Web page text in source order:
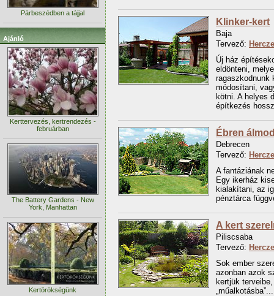
Párbeszédben a tájjal
Ajánló
Kerttervezés, kertrendezés -
februárban
The Battery Gardens - New
York, Manhattan
Kertörökségünk
Klinker-kert
Baja
Tervező:
Új ház
eldönteni,
ragaszkodnunk
módosítani,
kötni. A helyes
építkezés
Ébren
Debrecen
Tervező:
A fantáziának
Egy ikerház
kialakítani, az
pénztárca
A kert
Piliscsaba
Tervező:
Sok ember
azonban azok
kertjük
„műalkotásba”...